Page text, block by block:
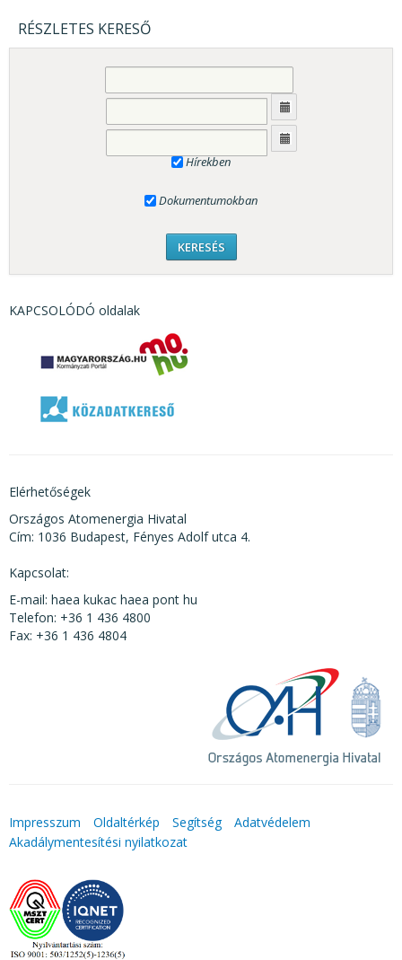
RÉSZLETES KERESŐ
Hírekben
Dokumentumokban
KAPCSOLÓDÓ oldalak
Elérhetőségek
Országos Atomenergia Hivatal
Cím: 1036 Budapest, Fényes Adolf utca 4.
Kapcsolat:
E-mail: haea kukac haea pont hu
Telefon: +36 1 436 4800
Fax: +36 1 436 4804
Impresszum Oldaltérkép Segítség
Adatvédelem
Akadálymentesítési nyilatkozat